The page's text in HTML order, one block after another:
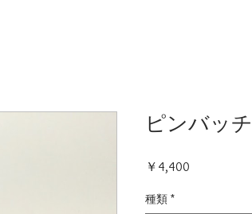
ピンバッ
￥4,400
種類 *